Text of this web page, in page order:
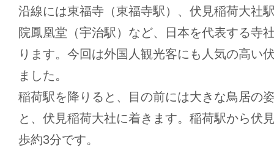
沿線には東福寺（東福寺駅）、伏見稲荷大社
院鳳凰堂（宇治駅）など、日本を代表する寺
ります。今回は外国人観光客にも人気の高い
ました。
稲荷駅を降りると、目の前には大きな鳥居の
と、伏見稲荷大社に着きます。稲荷駅から伏
歩約3分です。